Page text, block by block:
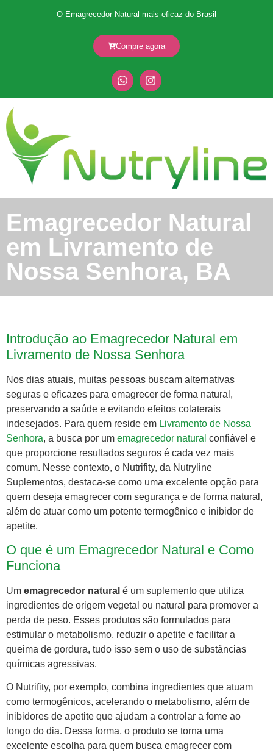
O Emagrecedor Natural mais eficaz do Brasil
Compre agora
Emagrecedor Natural
em Livramento de
Nossa Senhora, BA
Introdução ao Emagrecedor Natural em
Livramento de Nossa Senhora
Nos dias atuais, muitas pessoas buscam alternativas
seguras e eficazes para emagrecer de forma natural,
preservando a saúde e evitando efeitos colaterais
indesejados. Para quem reside em Livramento de Nossa
Senhora, a busca por um emagrecedor natural confiável e
que proporcione resultados seguros é cada vez mais
comum. Nesse contexto, o Nutrifity, da Nutryline
Suplementos, destaca-se como uma excelente opção para
quem deseja emagrecer com segurança e de forma natural,
além de atuar como um potente termogênico e inibidor de
apetite.
O que é um Emagrecedor Natural e Como
Funciona
Um emagrecedor natural é um suplemento que utiliza
ingredientes de origem vegetal ou natural para promover a
perda de peso. Esses produtos são formulados para
estimular o metabolismo, reduzir o apetite e facilitar a
queima de gordura, tudo isso sem o uso de substâncias
químicas agressivas.
O Nutrifity, por exemplo, combina ingredientes que atuam
como termogênicos, acelerando o metabolismo, além de
inibidores de apetite que ajudam a controlar a fome ao
longo do dia. Dessa forma, o produto se torna uma
excelente escolha para quem busca emagrecer com